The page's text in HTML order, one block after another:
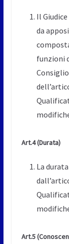
Il
da
funzioni
Art.4(Durata)
La
Art.5